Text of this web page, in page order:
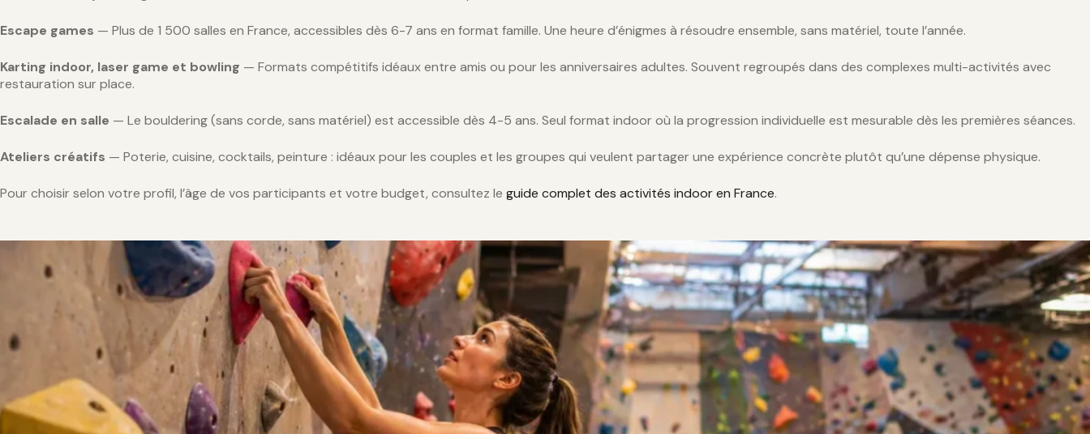
Escape games — Plus de 1 500 salles en France, accessibles dès 6-7 ans en format famille. Une heure d’énigmes à résoudre ensemble, sans matériel, toute l’année.
Karting indoor, laser game et bowling — Formats compétitifs idéaux entre amis ou pour les anniversaires adultes. Souvent regroupés dans des complexes multi-activités avec
restauration sur place.
Escalade en salle — Le bouldering (sans corde, sans matériel) est accessible dès 4-5 ans. Seul format indoor où la progression individuelle est mesurable dès les premières séances.
Ateliers créatifs — Poterie, cuisine, cocktails, peinture : idéaux pour les couples et les groupes qui veulent partager une expérience concrète plutôt qu’une dépense physique.
Pour choisir selon votre profil, l’âge de vos participants et votre budget, consultez le guide complet des activités indoor en France.